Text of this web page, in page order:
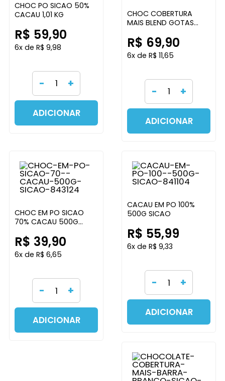
CHOC PO SICAO 50%
CACAU 1,01 KG
R$ 59,90
6x de R$ 9,98
- +
ADICIONAR
CHOC COBERTURA
MAIS BLEND GOTAS
R$ 69,90
6x de R$ 11,65
- +
ADICIONAR
CHOC EM PO SICAO
70% CACAU 500G
R$ 39,90
6x de R$ 6,65
- +
ADICIONAR
CACAU EM PO 100%
500G SICAO
R$ 55,99
6x de R$ 9,33
- +
ADICIONAR